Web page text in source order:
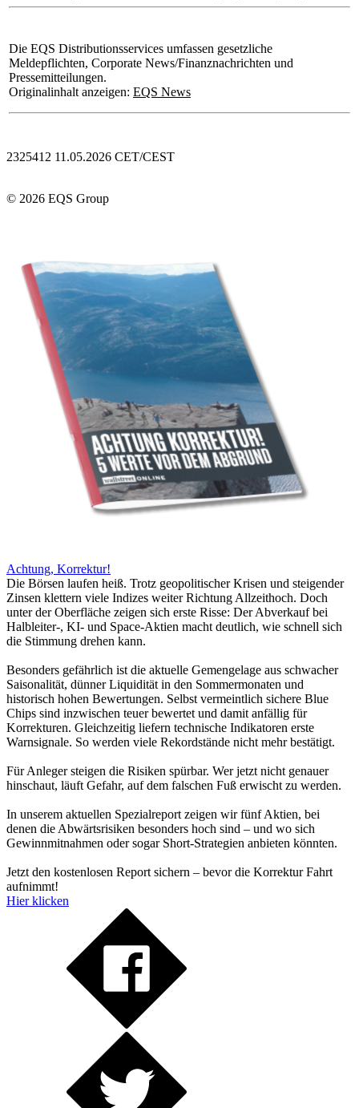
Die EQS Distributionsservices umfassen gesetzliche
Meldepflichten, Corporate News/Finanznachrichten und
Pressemitteilungen.
Originalinhalt anzeigen: EQS News
2325412 11.05.2026 CET/CEST
© 2026 EQS Group
Achtung, Korrektur!
Die Börsen laufen heiß. Trotz geopolitischer Krisen und steigender
Zinsen klettern viele Indizes weiter Richtung Allzeithoch. Doch
unter der Oberfläche zeigen sich erste Risse: Der Abverkauf bei
Halbleiter-, KI- und Space-Aktien macht deutlich, wie schnell sich
die Stimmung drehen kann.
Besonders gefährlich ist die aktuelle Gemengelage aus schwacher
Saisonalität, dünner Liquidität in den Sommermonaten und
historisch hohen Bewertungen. Selbst vermeintlich sichere Blue
Chips sind inzwischen teuer bewertet und damit anfällig für
Korrekturen. Gleichzeitig liefern technische Indikatoren erste
Warnsignale. So werden viele Rekordstände nicht mehr bestätigt.
Für Anleger steigen die Risiken spürbar. Wer jetzt nicht genauer
hinschaut, läuft Gefahr, auf dem falschen Fuß erwischt zu werden.
In unserem aktuellen Spezialreport zeigen wir fünf Aktien, bei
denen die Abwärtsrisiken besonders hoch sind – und wo sich
Gewinnmitnahmen oder sogar Short-Strategien anbieten könnten.
Jetzt den kostenlosen Report sichern – bevor die Korrektur Fahrt
aufnimmt!
Hier klicken